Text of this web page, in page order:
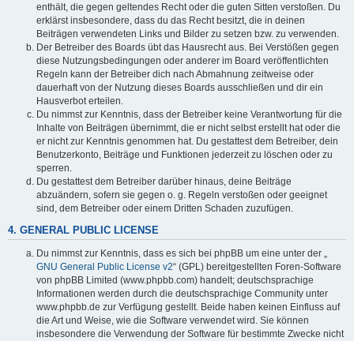
enthält, die gegen geltendes Recht oder die guten Sitten verstoßen. Du
erklärst insbesondere, dass du das Recht besitzt, die in deinen
Beiträgen verwendeten Links und Bilder zu setzen bzw. zu verwenden.
Der Betreiber des Boards übt das Hausrecht aus. Bei Verstößen gegen
diese Nutzungsbedingungen oder anderer im Board veröffentlichten
Regeln kann der Betreiber dich nach Abmahnung zeitweise oder
dauerhaft von der Nutzung dieses Boards ausschließen und dir ein
Hausverbot erteilen.
Du nimmst zur Kenntnis, dass der Betreiber keine Verantwortung für die
Inhalte von Beiträgen übernimmt, die er nicht selbst erstellt hat oder die
er nicht zur Kenntnis genommen hat. Du gestattest dem Betreiber, dein
Benutzerkonto, Beiträge und Funktionen jederzeit zu löschen oder zu
sperren.
Du gestattest dem Betreiber darüber hinaus, deine Beiträge
abzuändern, sofern sie gegen o. g. Regeln verstoßen oder geeignet
sind, dem Betreiber oder einem Dritten Schaden zuzufügen.
4. GENERAL PUBLIC LICENSE
Du nimmst zur Kenntnis, dass es sich bei phpBB um eine unter der „
GNU General Public License v2“ (GPL) bereitgestellten Foren-Software
von phpBB Limited (www.phpbb.com) handelt; deutschsprachige
Informationen werden durch die deutschsprachige Community unter
www.phpbb.de zur Verfügung gestellt. Beide haben keinen Einfluss auf
die Art und Weise, wie die Software verwendet wird. Sie können
insbesondere die Verwendung der Software für bestimmte Zwecke nicht